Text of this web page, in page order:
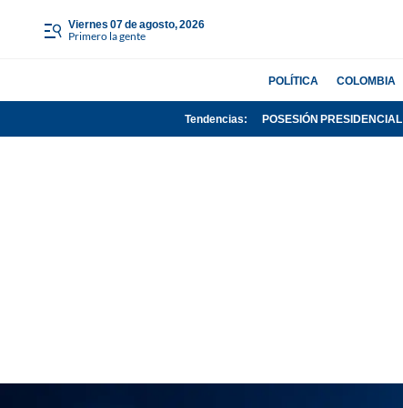
viernes 07 de agosto, 2026
Primero la gente
POLÍTICA COLOMBIA
Tendencias: POSESIÓN PRESIDENCIAL